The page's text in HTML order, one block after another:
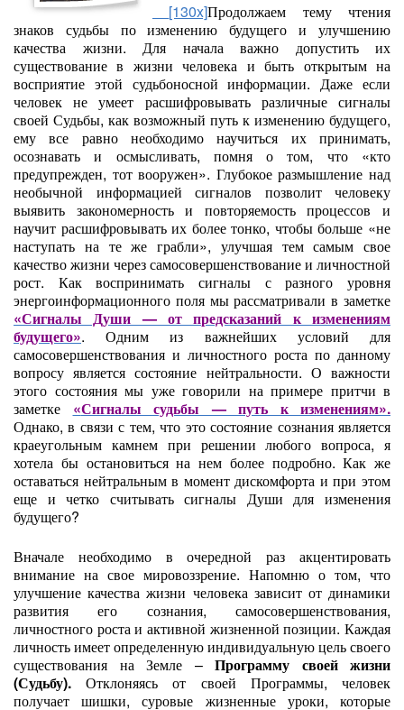
[130x]Продолжаем тему чтения
знаков судьбы по изменению будущего и улучшению
качества жизни. Для начала важно допустить их
существование в жизни человека и быть открытым на
восприятие этой судьбоносной информации. Даже если
человек не умеет расшифровывать различные сигналы
своей Судьбы, как возможный путь к изменению будущего,
ему все равно необходимо научиться их принимать,
осознавать и осмысливать, помня о том, что «кто
предупрежден, тот вооружен». Глубокое размышление над
необычной информацией сигналов позволит человеку
выявить закономерность и повторяемость процессов и
научит расшифровывать их более тонко, чтобы больше «не
наступать на те же грабли», улучшая тем самым свое
качество жизни через самосовершенствование и личностной
рост. Как воспринимать сигналы с разного уровня
энергоинформационного поля мы рассматривали в заметке
«Сигналы Души — от предсказаний к изменениям
будущего». Одним из важнейших условий для
самосовершенствования и личностного роста по данному
вопросу является состояние нейтральности. О важности
этого состояния мы уже говорили на примере притчи в
заметке «Сигналы судьбы — путь к изменениям».
Однако, в связи с тем, что это состояние сознания является
краеугольным камнем при решении любого вопроса, я
хотела бы остановиться на нем более подробно. Как же
оставаться нейтральным в момент дискомфорта и при этом
еще и четко считывать сигналы Души для изменения
будущего?
Вначале необходимо в очередной раз акцентировать
внимание на свое мировоззрение. Напомню о том, что
улучшение качества жизни человека зависит от динамики
развития его сознания, самосовершенствования,
личностного роста и активной жизненной позиции. Каждая
личность имеет определенную индивидуальную цель своего
существования на Земле – Программу своей жизни
(Судьбу). Отклоняясь от своей Программы, человек
получает шишки, суровые жизненные уроки, которые